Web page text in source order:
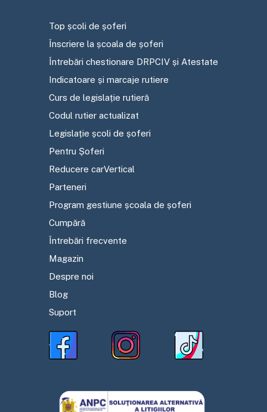
Top școli de șoferi
Înscriere la școala de șoferi
Întrebări chestionare DRPCIV și Atestate
Indicatoare și marcaje rutiere
Curs de legislație rutieră
Codul rutier actualizat
Legislație școli de șoferi
Pentru Șoferi
Reducere carVertical
Parteneri
Program gestiune școala de șoferi
Cumpără
Întrebări frecvente
Magazin
Despre noi
Blog
Suport